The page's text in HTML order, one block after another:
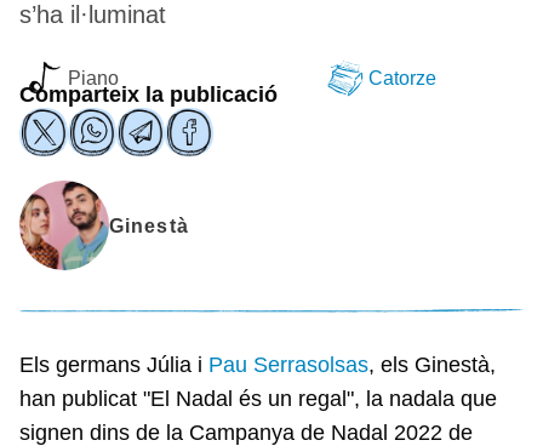
s’ha il·luminat
Piano Catorze
Comparteix la publicació
Ginestà
Els germans Júlia i Pau Serrasolsas, els Ginestà,
han publicat "El Nadal és un regal", la nadala que
signen dins de la Campanya de Nadal 2022 de